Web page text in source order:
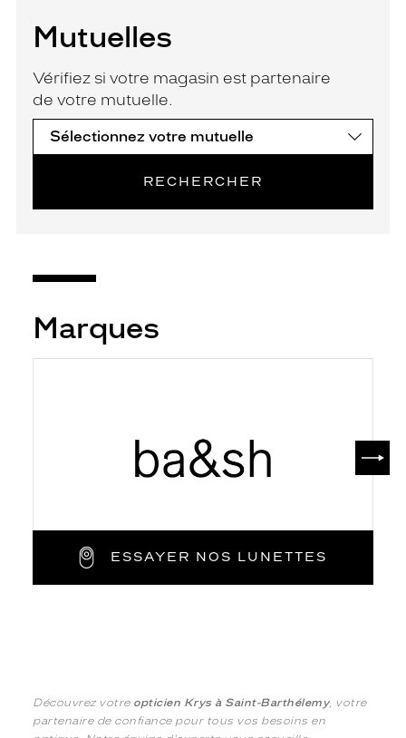
Mutuelles
Vérifiez si votre magasin est partenaire
de votre mutuelle.
RECHERCHER
Marques
ESSAYER NOS LUNETTES
Découvrez votre opticien Krys à Saint-Barthélemy, votre
partenaire de confiance pour tous vos besoins en